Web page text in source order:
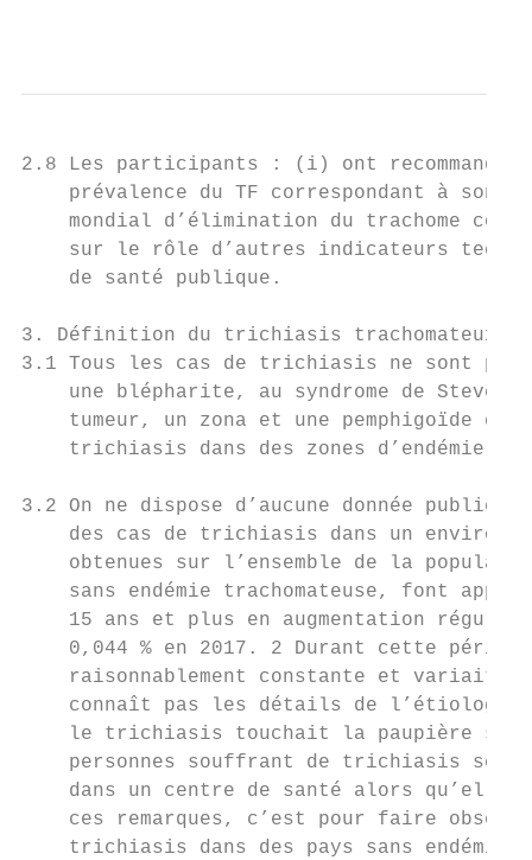
2.8 Les participants : (i) ont recommandé
prévalence du TF correspondant à son
mondial d’élimination du trachome
sur le rôle d’autres indicateurs
    de santé publique.
3. Définition du trichiasis trachomateux
3.1 Tous les cas de trichiasis ne sont
une blépharite, au syndrome de
tumeur, un zona et une pemphigoïde
trichiasis dans des zones d’endémie
3.2 On ne dispose d’aucune donnée
des cas de trichiasis dans un
obtenues sur l’ensemble de la
sans endémie trachomateuse, font
15 ans et plus en augmentation
0,044 % en 2017. 2 Durant cette
raisonnablement constante et variait
connaît pas les détails de
le trichiasis touchait la paupière
personnes souffrant de trichiasis
dans un centre de santé alors
ces remarques, c’est pour faire
trichiasis dans des pays sans endémie